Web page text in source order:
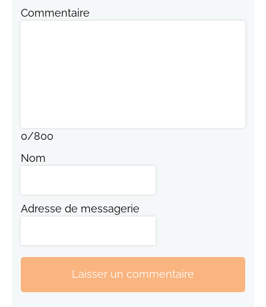
Commentaire
0/800
Nom
Adresse de messagerie
Laisser un commentaire